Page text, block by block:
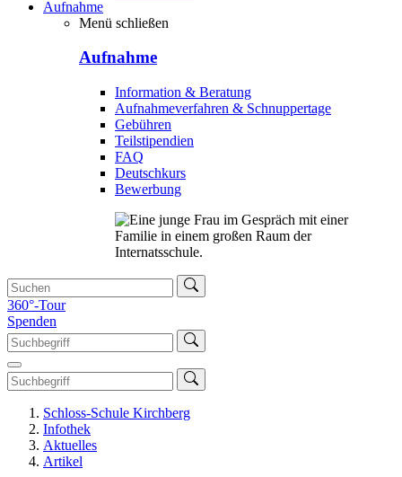
Aufnahme
Menü schließen
Aufnahme
Information & Beratung
Aufnahmeverfahren & Schnuppertage
Gebühren
Teilstipendien
FAQ
Deutschkurs
Bewerbung
360°-Tour
Spenden
Schloss-Schule Kirchberg
Infothek
Aktuelles
Artikel